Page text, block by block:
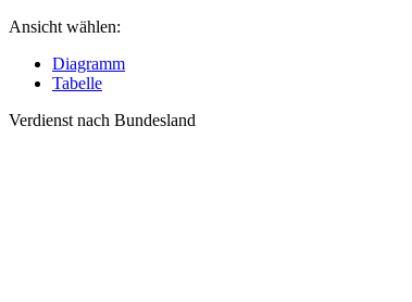
Ansicht wählen:
Diagramm
Tabelle
Verdienst nach Bundesland